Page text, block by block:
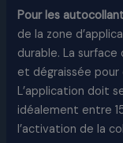
Pour les
de la zone
durable. La
et dégraissée
L’application doit
idéalement entre
l’activation de la